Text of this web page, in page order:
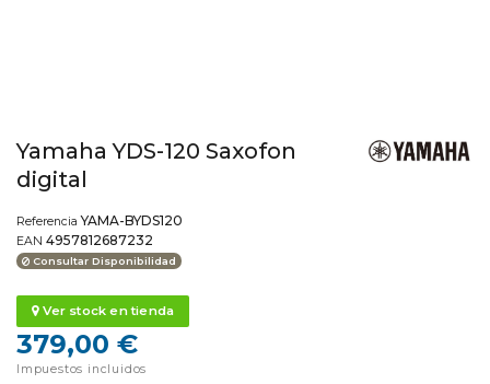
Yamaha YDS-120 Saxofon
digital
Referencia YAMA-BYDS120
EAN 4957812687232
Consultar Disponibilidad
Ver stock en tienda
379,00 €
Impuestos incluidos